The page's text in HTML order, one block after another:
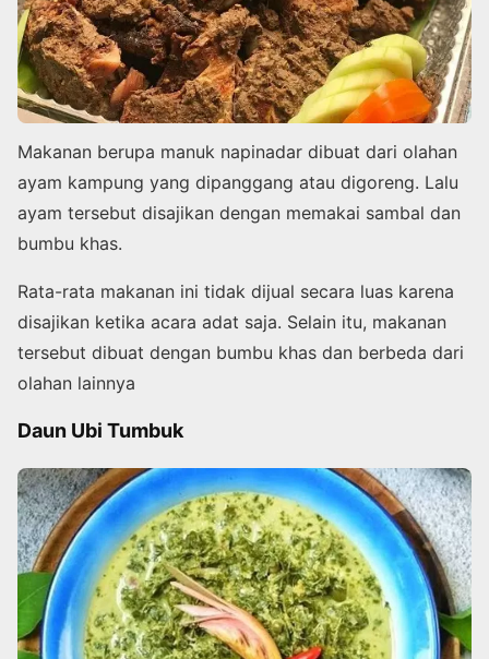
Makanan berupa manuk napinadar dibuat dari olahan
ayam kampung yang dipanggang atau digoreng. Lalu
ayam tersebut disajikan dengan memakai sambal dan
bumbu khas.
Rata-rata makanan ini tidak dijual secara luas karena
disajikan ketika acara adat saja. Selain itu, makanan
tersebut dibuat dengan bumbu khas dan berbeda dari
olahan lainnya
Daun Ubi Tumbuk